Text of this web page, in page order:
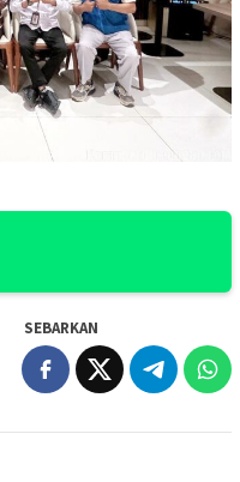
SEBARKAN